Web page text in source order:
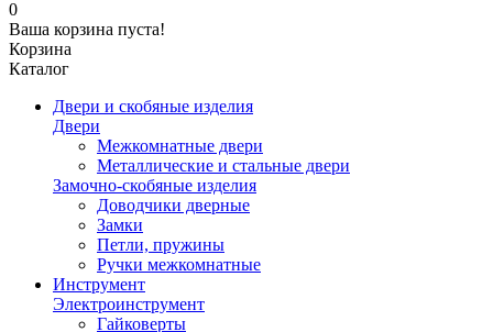
0
Ваша корзина пуста!
Корзина
Каталог
Двери и скобяные изделия
Двери
Межкомнатные двери
Металлические и стальные двери
Замочно-скобяные изделия
Доводчики дверные
Замки
Петли, пружины
Ручки межкомнатные
Инструмент
Электроинструмент
Гайковерты